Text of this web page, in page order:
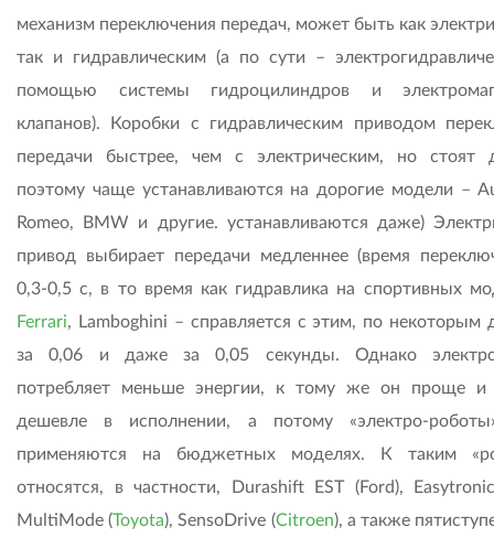
механизм переключения передач, может быть как
так и гидравлическим (а по сути –
помощью системы гидроцилиндров и
клапанов). Коробки с гидравлическим приводом
передачи быстрее, чем с электрическим, но стоят
поэтому чаще устанавливаются на дорогие модели –
Romeo, BMW и другие. устанавливаются даже)
привод выбирает передачи медленнее (время
0,3-0,5 с, в то время как гидравлика на спортивных
Ferrari, Lamboghini – справляется с этим, по некоторым
за 0,06 и даже за 0,05 секунды. Однако
потребляет меньше энергии, к тому же он проще и
дешевле в исполнении, а потому «электро-
применяются на бюджетных моделях. К таким
относятся, в частности, Durashift EST (Ford),
MultiMode (Toyota), SensoDrive (Citroen), а также